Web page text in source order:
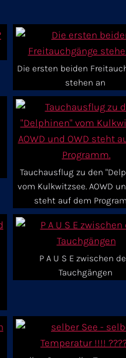
Die ersten beiden
stehen an
Tauchausflug zu den
vom Kulkwitzsee. AOWD
steht auf dem
P A U S E zwischen
Tauchgängen